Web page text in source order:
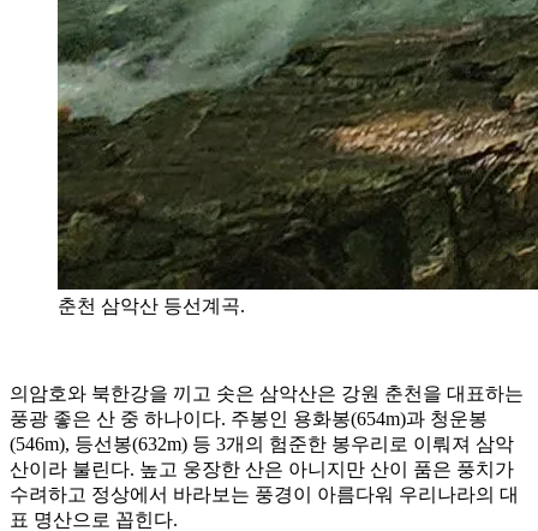
춘천 삼악산 등선계곡.
의암호와 북한강을 끼고 솟은 삼악산은 강원 춘천을 대표하는
풍광 좋은 산 중 하나이다. 주봉인 용화봉(654m)과 청운봉
(546m), 등선봉(632m) 등 3개의 험준한 봉우리로 이뤄져 삼악
산이라 불린다. 높고 웅장한 산은 아니지만 산이 품은 풍치가
수려하고 정상에서 바라보는 풍경이 아름다워 우리나라의 대
표 명산으로 꼽힌다.